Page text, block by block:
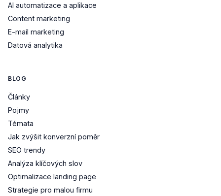
AI automatizace a aplikace
Content marketing
E-mail marketing
Datová analytika
BLOG
Články
Pojmy
Témata
Jak zvýšit konverzní poměr
SEO trendy
Analýza klíčových slov
Optimalizace landing page
Strategie pro malou firmu